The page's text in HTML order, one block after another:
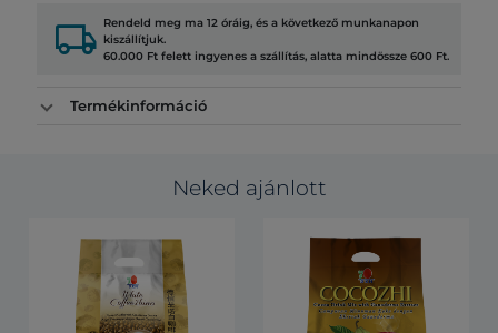
local_shipping Rendeld meg ma 12 óráig, és a következő munkanapon
kiszállítjuk.
60.000 Ft felett ingyenes a szállítás, alatta mindössze 600 Ft.
Termékinformáció
Neked ajánlott